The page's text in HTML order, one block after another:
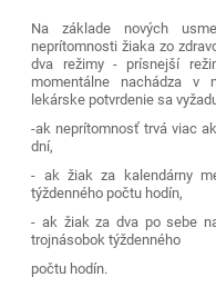
Na základe nových
neprítomnosti žiaka zo
dva režimy - prísnejší
momentálne nachádza v
lekárske potvrdenie sa
-ak neprítomnosť trvá viac
dní,
- ak žiak za kalendárny
týždenného počtu hodín,
- ak žiak za dva po sebe
trojnásobok týždenného
počtu hodín.